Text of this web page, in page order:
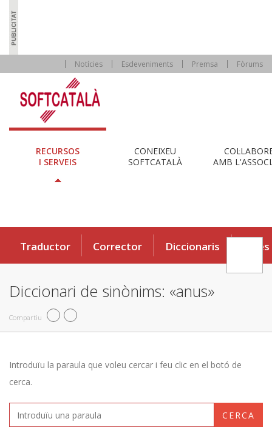
Notícies Esdeveniments Premsa Fòrums
RECURSOS
I SERVEIS
CONEIXEU
SOFTCATALÀ
AMB
Traductor Corrector Diccionaris Eines
Diccionari de sinònims: «anus»
Compartiu
Introduïu la paraula que voleu cercar i feu clic en el botó de
cerca.
CERCA